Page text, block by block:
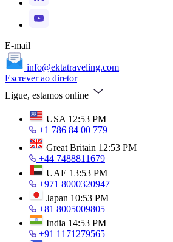
E-mail
info@ektatraveling.com
Escrever ao diretor
Ligue, estamos online
USA 12:53 PM
+1 786 84 00 779
Great Britain 12:53 PM
+44 7488811679
UAE 13:53 PM
+971 8000320947
Japan 10:53 PM
+81 8005009805
India 14:53 PM
+91 1171279565